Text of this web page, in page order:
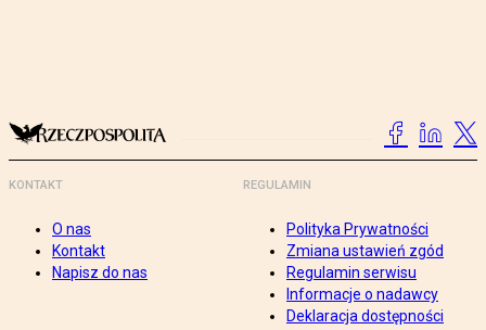
KONTAKT
O nas
Kontakt
Napisz do nas
REGULAMIN
Polityka Prywatności
Zmiana ustawień zgód
Regulamin serwisu
Informacje o nadawcy
Deklaracja dostępności